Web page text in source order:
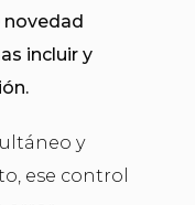
novedad
incluir y
y
ese control